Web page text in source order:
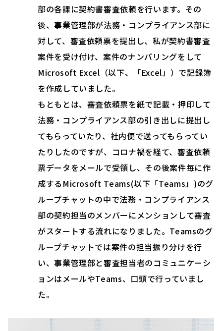
部の各課に契約書審査依頼を行います。その
後、事業管理部が法務・コンプライアンス部に
対して、審査依頼票を提出し、私が契約書審査
案件を受け付け、案件のナンバリングをして
Microsoft Excel（以下、「Excel」）で記録簿
を作成していました。
もともとは、審査依頼票を紙で記載・押印して
法務・コンプライアンス部の引き出しに提出し
てもらっていたり、社内便で送ってもらってい
たりしたのですが、コロナ禍を経て、審査依頼
票データをメールで受領し、その後案件毎に作
成するMicrosoft Teams(以下「Teams」)のグ
ループチャットの中で法務・コンプライアンス
部の契約担当のメンバーにメンションして審査
がスタートする流れになりました。Teamsのグ
ループチャットでは案件の担当振り分けを行
い、事業管理部と審査担当者のコミュニケーシ
ョンはメールやTeams、口頭で行っていまし
た。